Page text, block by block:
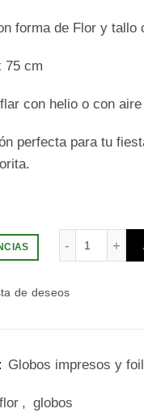
forma de Flor y tallo
75 cm
con helio o con
perfecta para tu
Globo flor
de deseos
Globos impresos y foil
flor , globos